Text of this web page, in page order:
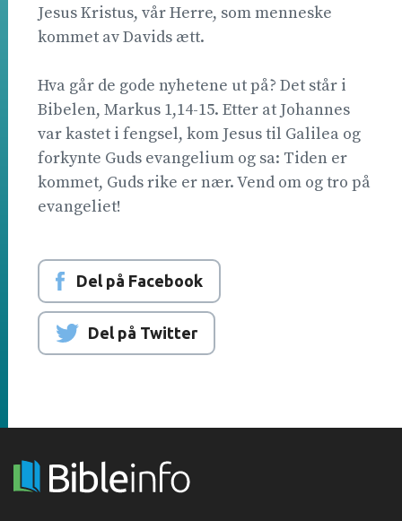
Jesus Kristus, vår Herre, som menneske
kommet av Davids ætt.
Hva går de gode nyhetene ut på? Det står i
Bibelen, Markus 1,14-15. Etter at Johannes
var kastet i fengsel, kom Jesus til Galilea og
forkynte Guds evangelium og sa: Tiden er
kommet, Guds rike er nær. Vend om og tro på
evangeliet!
Del på Facebook
Del på Twitter